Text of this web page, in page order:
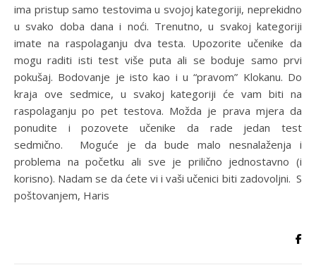
ima pristup samo testovima u svojoj kategoriji, neprekidno
u svako doba dana i noći. Trenutno, u svakoj kategoriji
imate na raspolaganju dva testa. Upozorite učenike da
mogu raditi isti test više puta ali se boduje samo prvi
pokušaj. Bodovanje je isto kao i u “pravom” Klokanu. Do
kraja ove sedmice, u svakoj kategoriji će vam biti na
raspolaganju po pet testova. Možda je prava mjera da
ponudite i pozovete učenike da rade jedan test
sedmično. Moguće je da bude malo nesnalaženja i
problema na početku ali sve je prilično jednostavno (i
korisno). Nadam se da ćete vi i vaši učenici biti zadovoljni. S
poštovanjem, Haris